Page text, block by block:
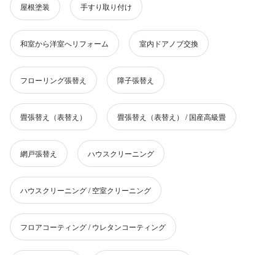
屋根塗装 手すり取り付け
和室から洋室へリフォーム 室内ドアノブ交換
フローリング張替え 障子張替え
畳張替え（表替え） 畳張替え（表替え） / 国産高級畳
網戸張替え ハウスクリーニング
ハウスクリーニング / 空室クリーニング
フロアコーティング / ウレタンコーティング